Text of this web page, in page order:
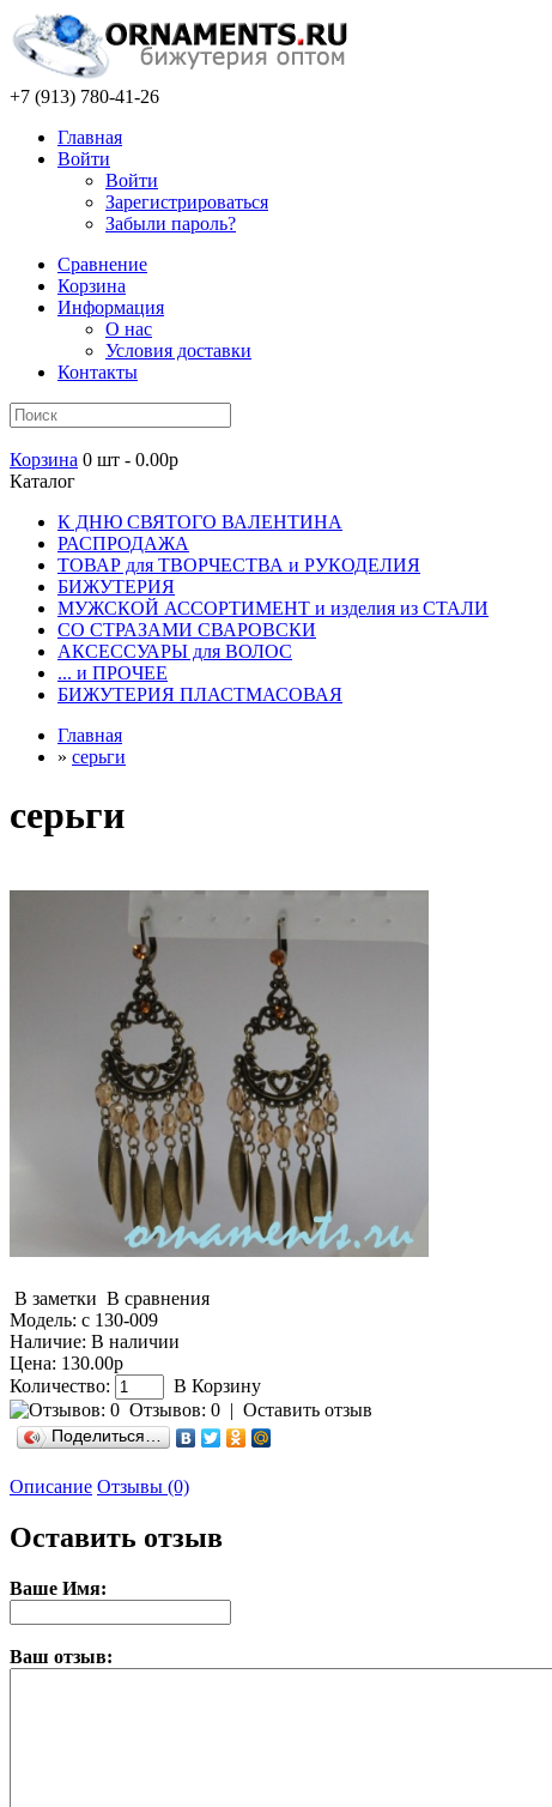
+7 (913) 780-41-26
Главная
Войти
Войти
Зарегистрироваться
Забыли пароль?
Сравнение
Корзина
Информация
О нас
Условия доставки
Контакты
Корзина 0 шт - 0.00р
Каталог
К ДНЮ СВЯТОГО ВАЛЕНТИНА
РАСПРОДАЖА
ТОВАР для ТВОРЧЕСТВА и РУКОДЕЛИЯ
БИЖУТЕРИЯ
МУЖСКОЙ АССОРТИМЕНТ и изделия из СТАЛИ
СО СТРАЗАМИ СВАРОВСКИ
АКСЕССУАРЫ для ВОЛОС
... и ПРОЧЕЕ
БИЖУТЕРИЯ ПЛАСТМАСОВАЯ
Главная
» серьги
серьги
В заметки В сравнения
Модель: с 130-009
Наличие: В наличии
Цена: 130.00р
Количество:
В Корзину
Отзывов: 0 | Оставить отзыв
Поделиться…
Описание Отзывы (0)
Оставить отзыв
Ваше Имя:
Ваш отзыв: